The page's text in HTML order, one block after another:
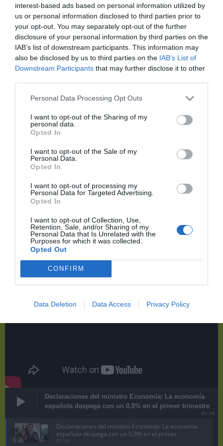
interest-based ads based on personal information utilized by
us or personal information disclosed to third parties prior to
your opt-out. You may separately opt-out of the further
disclosure of your personal information by third parties on the
IAB’s list of downstream participants. This information may
also be disclosed by us to third parties on the IAB’s List of
Downstream Participants that may further disclose it to other
Personal Data Processing Opt Outs
I want to opt-out of the Sharing of my
personal data.
Opted In
I want to opt-out of the Sale of my
Personal Data.
Opted In
I want to opt-out of processing my
Personal Data for Targeted Advertising.
Opted In
I want to opt-out of Collection, Use,
Retention, Sale, and/or Sharing of my
Personal Data that Is Unrelated with the
Purposes for which it was collected.
Opted Out
CONFIRM
Data Deletion Data Access Privacy Policy
Lo + leído
Últimas novedades de nuestro canal de
Youtube
Declaraciones del ministro Economía: La economía
española despega con un 0,8% en el primer trimestre
01:16
Declaraciones del ministro Economía: La economía
española despega con un 0,8% en el primer
trimestre
01:16